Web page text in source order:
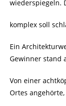
wiederspiegeln.
komplex soll
Ein
Gewinner stand
Von einer
Ortes